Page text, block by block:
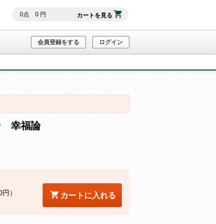
0点 0円 カートを見る
会員登録をする ログイン
幸福論
）
カートに入れる